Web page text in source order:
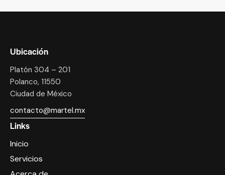
Ubicación
Platón 304 – 201
Polanco, 11550
Ciudad de México
contacto@martel.mx
Links
Inicio
Servicios